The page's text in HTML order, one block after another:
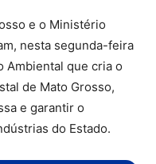
e o Ministério
nesta segunda-feira
Ambiental que cria o
de Mato Grosso,
e garantir o
do Estado.